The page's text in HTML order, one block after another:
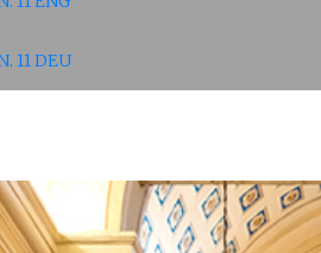
11 DEU